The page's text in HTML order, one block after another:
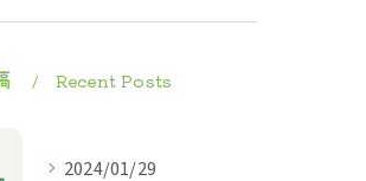
Recent Posts
2024/01/29